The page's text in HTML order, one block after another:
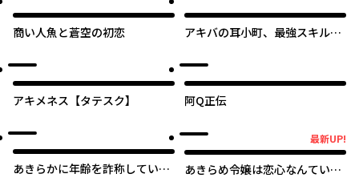
商い人魚と蒼空の初恋
アキバの耳小町、最強スキル
アキメネス【タテスク】 阿Q正伝
あきらかに年齢を詐称している
最新UP!
あきらめ令嬢は恋心なんていら